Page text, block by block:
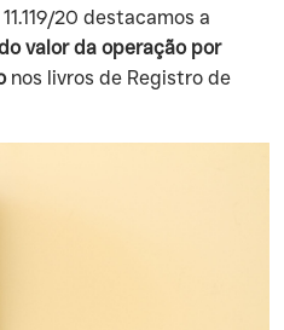
20 destacamos a
valor da operação por
nos livros de Registro de